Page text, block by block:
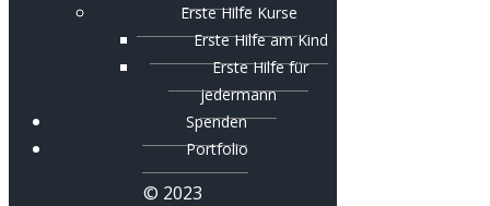
Erste Hilfe Kurse
Erste Hilfe am Kind
Erste Hilfe für
jedermann
Spenden
Portfolio
© 2023